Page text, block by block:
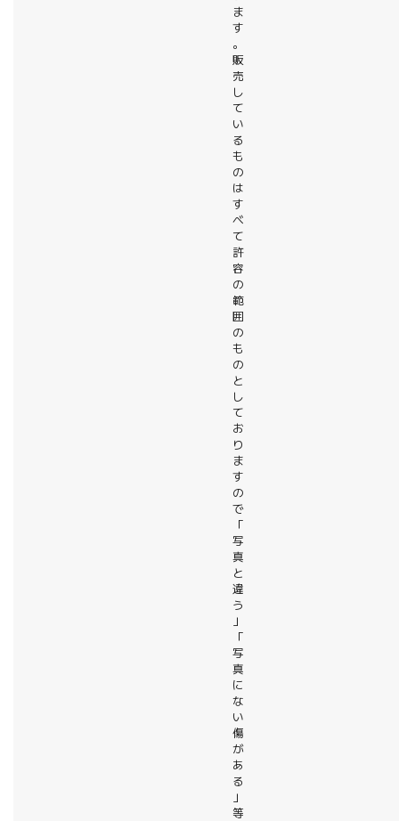
ま
す
。
販
売
し
て
い
る
も
の
は
す
べ
て
許
容
の
範
囲
の
も
の
と
し
て
お
り
ま
す
の
で
「
写
真
と
違
う
」
「
写
真
に
な
い
傷
が
あ
る
」
等